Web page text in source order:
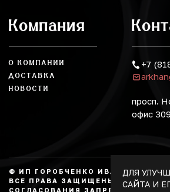
Компания
О КОМПАНИИ
ДОСТАВКА
НОВОСТИ
+7
просп.
офис 309
© ИП ГОРОБЧЕНКО ИВАН
ВСЕ ПРАВА ЗАЩИЩЕНЫ,
СОГЛАСОВАНИЯ ЗАПРЕЩЕНО. НЕ
ДЛЯ
САЙТА И